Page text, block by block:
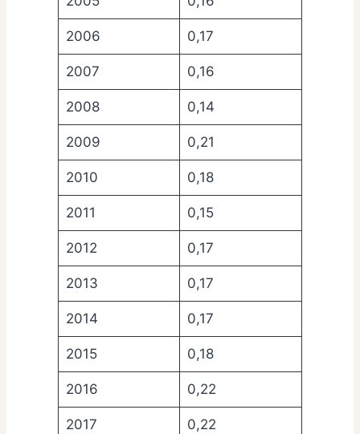
2006 0,17
2007 0,16
2008 0,14
2009 0,21
2010 0,18
2011 0,15
2012 0,17
2013 0,17
2014 0,17
2015 0,18
2016 0,22
2017 0,22